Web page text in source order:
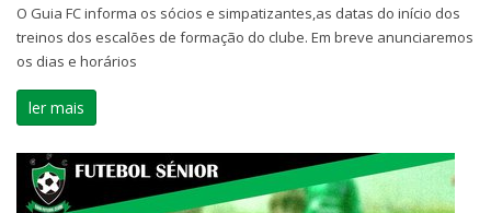
O Guia FC informa os sócios e simpatizantes,as datas do início dos
treinos dos escalões de formação do clube. Em breve anunciaremos
os dias e horários
ler mais